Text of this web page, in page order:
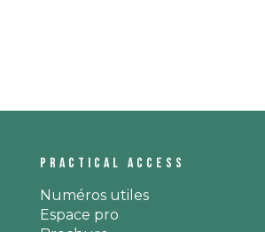
Practical access
Numéros utiles
Espace pro